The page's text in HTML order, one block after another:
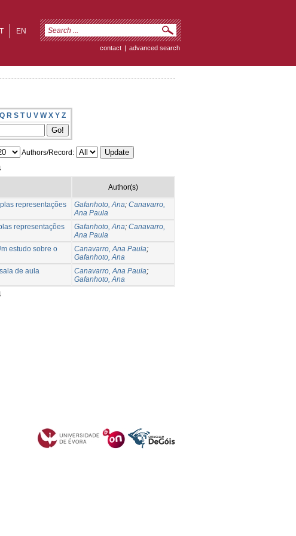
EN
contact | advanced search
Q R S T U V W X Y Z
Authors/Record:
Author(s)
representações Gafanhoto, Ana; Canavarro,
Ana Paula
representações Gafanhoto, Ana; Canavarro,
Ana Paula
estudo sobre o
Canavarro, Ana Paula;
Gafanhoto, Ana
de aula Canavarro, Ana Paula;
Gafanhoto, Ana